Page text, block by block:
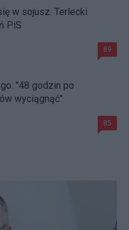
w sojusz. Terlecki
PiS
89
"48 godzin po
wyciągnąć"
85